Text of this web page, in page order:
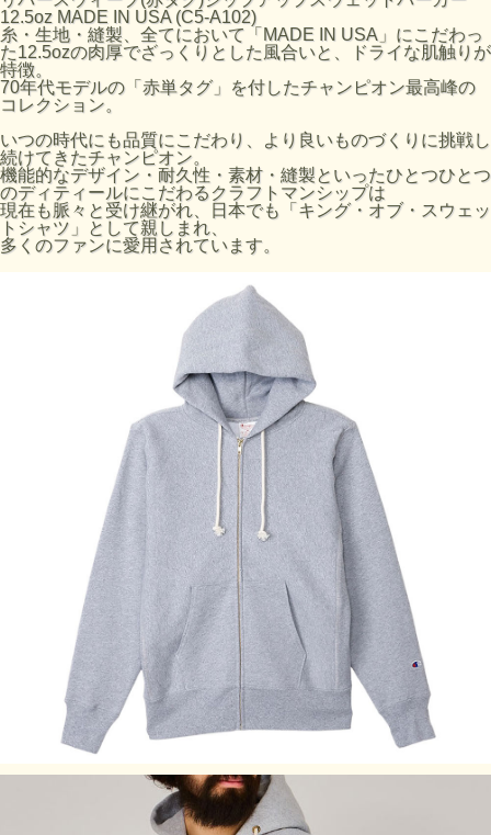
素材：Reverse Weave USA Heavy Weight Terry Fleece、コ
ットン90% ポリエステル10%
製造国：アメリカ
特徴：Reverse Weave、No Shoulder Seam、Side Rib
Flatseamer
サイズの目安
サイズ
身丈 (cm) 身幅 (cm) 肩幅 (cm)
袖丈 (cm)
M
65 56 43
L
69
XL
73 64
・サイズはアメリカ企画サイズではなく、日本企画サイズで
・実際のサイズと若干の誤差が生じる場合がございます。
・弊社では±2.54cm(1インチ)までを許容範囲としておりま
・洗濯により若干の縮みがございます。
・モニタなどの環境によって、写真と実際の商品とは色が多
少異なる場合があります。
12.5oz MADE IN USA (C5-A102)
糸・生地・縫製、全てにおいて「MADE IN USA」にこだわっ
た12.5ozの肉厚でざっくりとした風合いと、ドライな肌触りが
特徴。
70年代モデルの「赤単タグ」を付したチャンピオン最高峰の
コレクション。
いつの時代にも品質にこだわり、より良いものづくりに挑戦し
続けてきたチャンピオン。
機能的なデザイン・耐久性・素材・縫製といったひとつひとつ
のディティールにこだわるクラフトマンシップは
現在も脈々と受け継がれ、日本でも「キング・オブ・スウェッ
トシャツ」として親しまれ、
多くのファンに愛用されています。